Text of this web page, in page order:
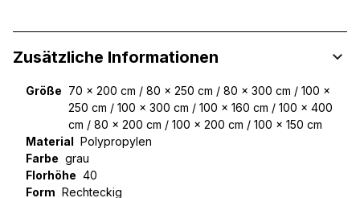
Zusätzliche Informationen
Größe 70 x 200 cm / 80 x 250 cm / 80 x 300 cm / 100 x
250 cm / 100 x 300 cm / 100 x 160 cm / 100 x 400
cm / 80 x 200 cm / 100 x 200 cm / 100 x 150 cm
Material Polypropylen
Farbe grau
Florhöhe 40
Form Rechteckig